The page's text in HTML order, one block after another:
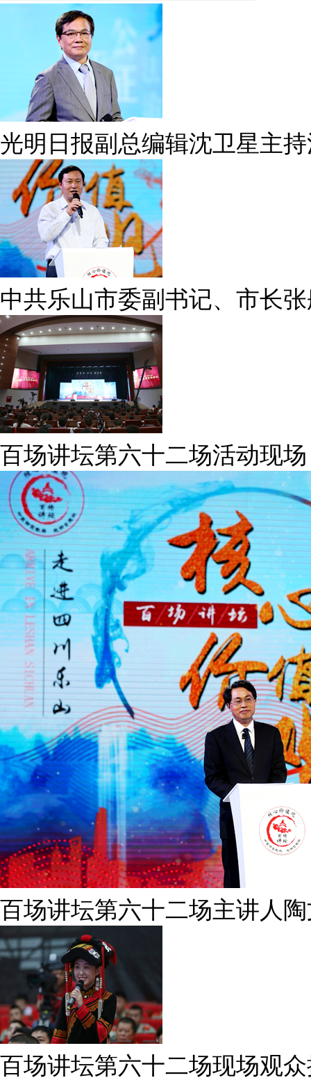
光明日报副总编辑沈卫星主
中共乐山市委副书记、市长
百场讲坛第六十二场活动现场
百场讲坛第六十二场主讲人
百场讲坛第六十二场现场观